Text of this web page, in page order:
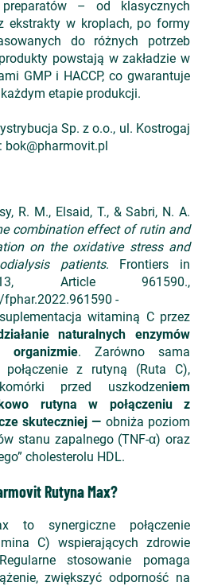
– od klasycznych
ekstrakty w kroplach, po formy
do różnych potrzeb
powstają w zakładzie w
GMP i HACCP, co gwarantuje
etapie produkcji.
Sp. z o.o., ul. Kostrogaj
bok@pharmovit.pl
R. M., Elsaid, T., & Sabri, N. A.
combination effect of rutin and
on the oxidative stress and
patients. Frontiers in
13, Article 961590.,
-
witaminą C przez
naturalnych enzymów
organizmie. Zarówno sama
z rutyną (Ruta C),
przed uszkodzeniem
rutyna w połączeniu z
skuteczniej — obniża poziom
stanu zapalnego (TNF-α) oraz
cholesterolu HDL.
Rutyna Max?
to synergiczne połączenie
C) wspierających zdrowie
stosowanie pomaga
zwiększyć odporność na